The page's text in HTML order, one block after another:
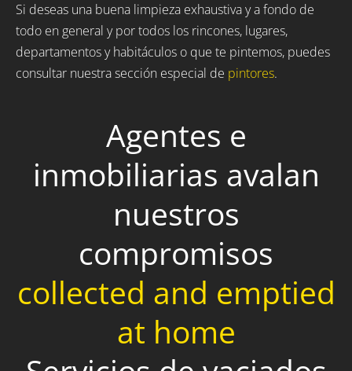
Si deseas una buena limpieza exhaustiva y a fondo de
todo en general y por todos los rincones, lugares,
departamentos y habitáculos o que te pintemos, puedes
consultar nuestra sección especial de pintores.
Agentes e
inmobiliarias avalan
nuestros
compromisos
collected and emptied
at home